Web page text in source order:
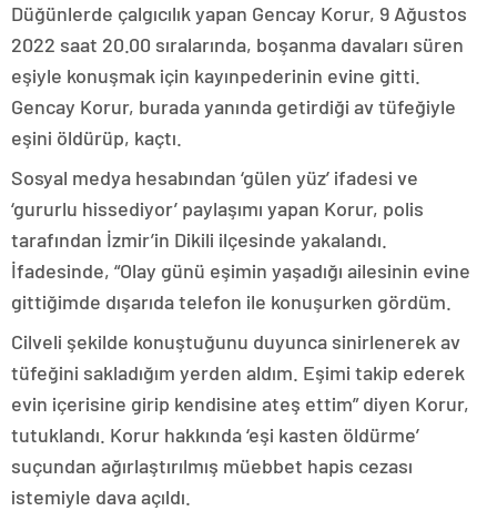
Düğünlerde çalgıcılık yapan Gencay Korur, 9 Ağustos
2022 saat 20.00 sıralarında, boşanma davaları süren
eşiyle konuşmak için kayınpederinin evine gitti.
Gencay Korur, burada yanında getirdiği av tüfeğiyle
eşini öldürüp, kaçtı.
Sosyal medya hesabından ‘gülen yüz’ ifadesi ve
‘gururlu hissediyor’ paylaşımı yapan Korur, polis
tarafından İzmir’in Dikili ilçesinde yakalandı.
İfadesinde, “Olay günü eşimin yaşadığı ailesinin evine
gittiğimde dışarıda telefon ile konuşurken gördüm.
Cilveli şekilde konuştuğunu duyunca sinirlenerek av
tüfeğini sakladığım yerden aldım. Eşimi takip ederek
evin içerisine girip kendisine ateş ettim” diyen Korur,
tutuklandı. Korur hakkında ‘eşi kasten öldürme’
suçundan ağırlaştırılmış müebbet hapis cezası
istemiyle dava açıldı.